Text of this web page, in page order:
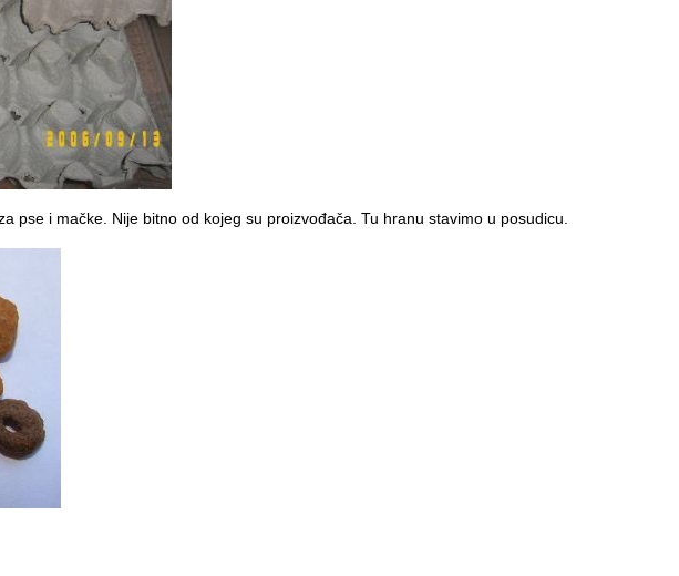
pse i mačke. Nije bitno od kojeg su proizvođača. Tu hranu stavimo u posudicu.